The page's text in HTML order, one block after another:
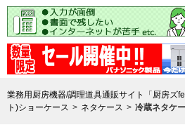
業務用厨房機器/調理道具通販サイト「厨房ズ
ト)ショーケース
ネタケース 冷蔵ネタケ